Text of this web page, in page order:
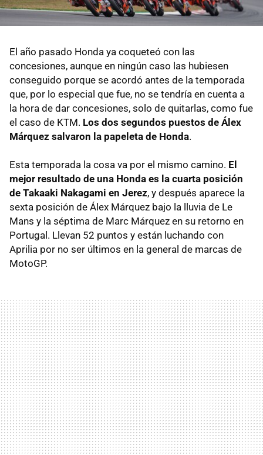
El año pasado Honda ya coqueteó con las
concesiones, aunque en ningún caso las hubiesen
conseguido porque se acordó antes de la temporada
que, por lo especial que fue, no se tendría en cuenta a
la hora de dar concesiones, solo de quitarlas, como fue
el caso de KTM. Los dos segundos puestos de Álex
Márquez salvaron la papeleta de Honda.
Esta temporada la cosa va por el mismo camino. El
mejor resultado de una Honda es la cuarta posición
de Takaaki Nakagami en Jerez, y después aparece la
sexta posición de Álex Márquez bajo la lluvia de Le
Mans y la séptima de Marc Márquez en su retorno en
Portugal. Llevan 52 puntos y están luchando con
Aprilia por no ser últimos en la general de marcas de
MotoGP.